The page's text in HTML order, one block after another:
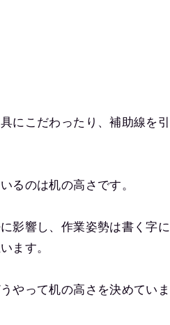
にこだわったり、補助線を
るのは机の高さです。
影響し、作業姿勢は書く字
ます。
やって机の高さを決めてい